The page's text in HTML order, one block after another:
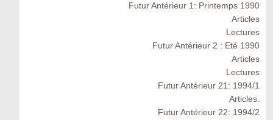
Futur Antérieur 1: Printemps 1990
Articles
Lectures
Futur Antérieur 2 : Eté 1990
Articles
Lectures
Futur Antérieur 21: 1994/1
Articles.
Futur Antérieur 22: 1994/2